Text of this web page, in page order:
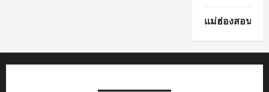
แม่ฮ่องสอน